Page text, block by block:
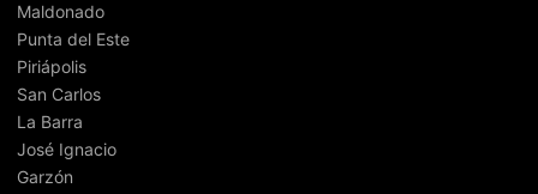
Maldonado
Punta del Este
Piriápolis
San Carlos
La Barra
José Ignacio
Garzón